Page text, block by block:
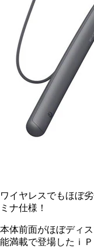
ワイヤレスでもほぼ
ミナ仕様！
本体前面がほぼディ
能満載で登場したｉ